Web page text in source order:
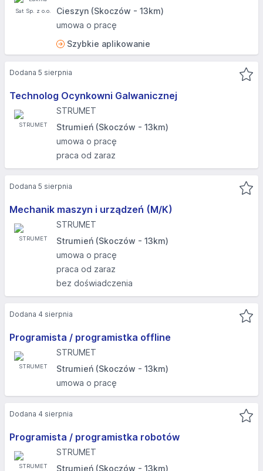
Cieszyn (Skoczów - 13km)
umowa o pracę
Szybkie aplikowanie
Technolog Ocynkowni Galwanicznej
STRUMET
Strumień (Skoczów - 13km)
umowa o pracę
praca od zaraz
Dodana 5 sierpnia
Mechanik maszyn i urządzeń (M/K)
STRUMET
Strumień (Skoczów - 13km)
umowa o pracę
praca od zaraz
bez doświadczenia
Dodana 5 sierpnia
Programista / programistka offline
STRUMET
Strumień (Skoczów - 13km)
umowa o pracę
Dodana 4 sierpnia
Programista / programistka robotów
STRUMET
Strumień (Skoczów - 13km)
Dodana 4 sierpnia